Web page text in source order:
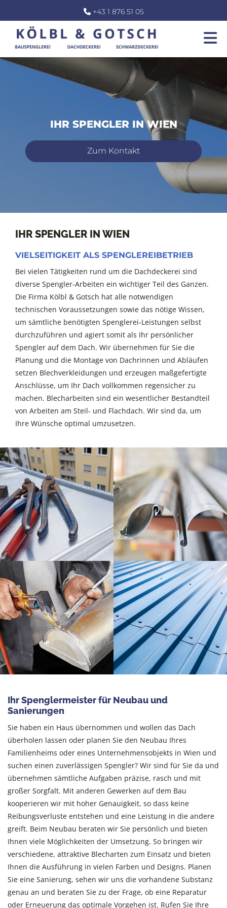
 +43 1 876 51 05
IHR SPENGLER IN WIEN
Zum Kontakt
IHR SPENGLER IN WIEN
VIELSEITIGKEIT ALS SPENGLEREIBETRIEB
Bei vielen Tätigkeiten rund um die Dachdeckerei sind
diverse Spengler-Arbeiten ein wichtiger Teil des Ganzen.
Die Firma Kölbl & Gotsch hat alle notwendigen
technischen Voraussetzungen sowie das nötige Wissen,
um sämtliche benötigten Spenglerei-Leistungen selbst
durchzuführen und agiert somit als Ihr persönlicher
Spengler auf dem Dach. Wir übernehmen für Sie die
Planung und die Montage von Dachrinnen und Abläufen
setzen Blechverkleidungen und erzeugen maßgefertigte
Anschlüsse, um Ihr Dach vollkommen regensicher zu
machen. Blecharbeiten sind ein wesentlicher Bestandteil
von Arbeiten am Steil- und Flachdach. Wir sind da, um
Ihre Wünsche optimal umzusetzen.
Ihr Spenglermeister für Neubau und
Sanierungen
Sie haben ein Haus übernommen und wollen das Dach
überholen lassen oder planen Sie den Neubau Ihres
Familienheims oder eines Unternehmensobjekts in Wien und
suchen einen zuverlässigen Spengler? Wir sind für Sie da und
übernehmen sämtliche Aufgaben präzise, rasch und mit
großer Sorgfalt. Mit anderen Gewerken auf dem Bau
kooperieren wir mit hoher Genauigkeit, so dass keine
Reibungsverluste entstehen und eine Leistung in die andere
greift. Beim Neubau beraten wir Sie persönlich und bieten
Ihnen viele Möglichkeiten der Umsetzung. So bringen wir
verschiedene, attraktive Blecharten zum Einsatz und bieten
Ihnen die Ausführung in vielen Farben und Designs. Planen
Sie eine Sanierung, sehen wir uns die vorhandene Substanz
genau an und beraten Sie zu der Frage, ob eine Reparatur
oder Erneuerung das optimale Vorgehen ist. Rufen Sie Ihre